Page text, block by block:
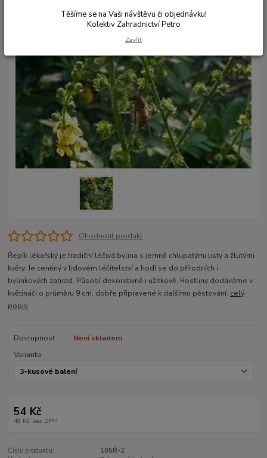
Ohodnotit produkt
Řepík lékařský je tradiční léčivá bylina s jemně chlupatými listy a žlutými
květy. Je ceněný v lidovém léčitelství a hodí se do přírodních i
bylinkových zahrad. Působí dekorativně i užitkově. Rostliny dodáváme v
květináči o průměru 9 cm, dobře připravené k dalšímu pěstování. celý
popis
Dostupnost
Není skladem
Varianta
54 Kč
48 Kč bez DPH
Číslo produktu:
105Ř-2
Těšíme se na Vaši návštěvu či objednávku!
Kolektiv Zahradnictví Petro
Zavřít